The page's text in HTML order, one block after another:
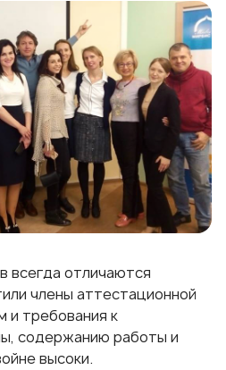
всегда отличаются
члены аттестационной
и требования к
содержанию работы и
высоки.